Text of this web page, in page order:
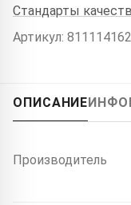
Стандарты
Артикул:
ОПИСАНИЕ
Производитель